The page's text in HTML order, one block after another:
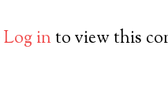
Log into view this